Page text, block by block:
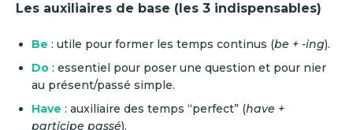
Les auxiliaires de base (les 3 indispensables)
Be : utile pour former les temps continus (be + -ing).
Do : essentiel pour poser une question et pour nier
au présent/passé simple.
Have : auxiliaire des temps “perfect” (have +
participe passé).